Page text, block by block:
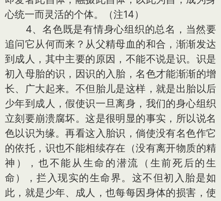
心统一而灵活的个体。（注14）
4、名色既是有情身心组织的总名，当然要
追问它从何而来？从父精母血的和合，渐渐发达
到成人，其中主要的原因，不能不说是识。识是
初入母胎的识，因识的入胎，名色才能渐渐的增
长、广大起来。不但胎儿是这样，就是出胎以后
少年到成人，假使识一旦离身，我们的身心组织
立刻要崩溃腐坏。这是很明显的事实，所以说名
色以识为缘。再看这入胎识，倘使没有名色作它
的依托，识也不能相续存在（没有离开物质的精
神），也不能从生命的潜流（生前死后的生
命），拦入现实的生命界。这不但初入胎是如
此，就是少年、成人，也每每因身体的损害，使